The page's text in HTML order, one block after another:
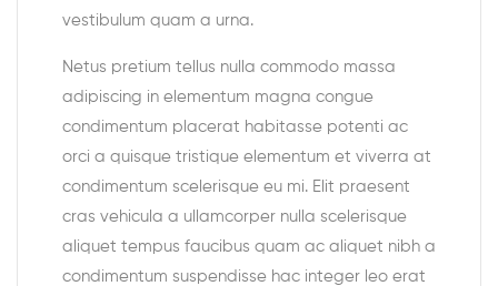
vestibulum quam a urna.
Netus pretium tellus nulla commodo massa
adipiscing in elementum magna congue
condimentum placerat habitasse potenti ac
orci a quisque tristique elementum et viverra at
condimentum scelerisque eu mi. Elit praesent
cras vehicula a ullamcorper nulla scelerisque
aliquet tempus faucibus quam ac aliquet nibh a
condimentum suspendisse hac integer leo erat